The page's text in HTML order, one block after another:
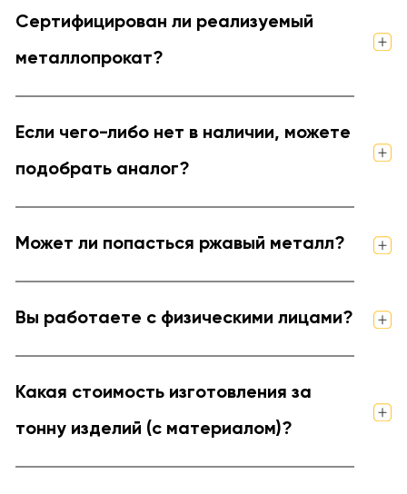
Сертифицирован ли реализуемый
металлопрокат?
Если чего-либо нет в наличии, можете
подобрать аналог?
Может ли попасться ржавый металл?
Вы работаете с физическими лицами?
Какая стоимость изготовления за
тонну изделий (с материалом)?